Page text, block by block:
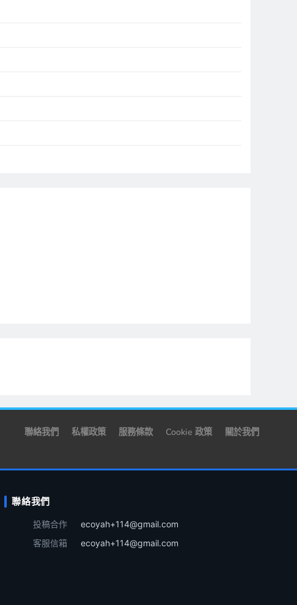
聯絡我們 私權政策 服務條款 Cookie 政策 關於我們
聯絡我們
投稿合作
ecoyah+114@gmail.com
客服信箱
ecoyah+114@gmail.com